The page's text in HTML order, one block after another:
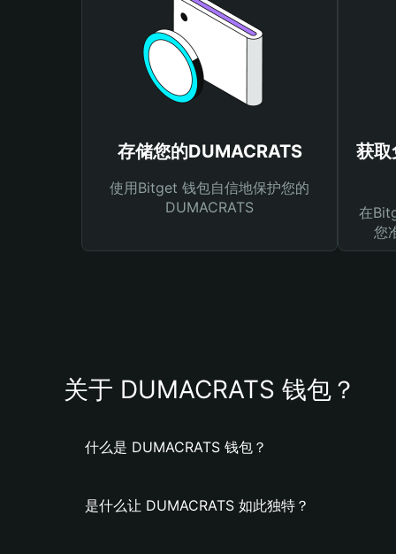
存储您的DUMACRATS
使用Bitget 钱包自信地保护您的
DUMACRATS
获
在
您
关于 DUMACRATS 钱包？
什么是 DUMACRATS 钱包？
是什么让 DUMACRATS 如此独特？